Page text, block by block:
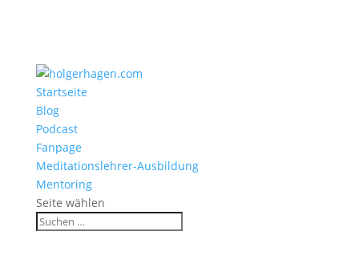
Startseite
Blog
Podcast
Fanpage
Meditationslehrer-Ausbildung
Mentoring
Seite wählen